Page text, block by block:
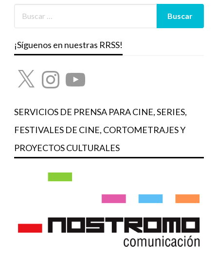
¡Síguenos en nuestras RRSS!
X InstagramYouTube
SERVICIOS DE PRENSA PARA CINE, SERIES,
FESTIVALES DE CINE, CORTOMETRAJES Y
PROYECTOS CULTURALES